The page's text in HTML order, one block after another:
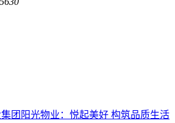
集团阳光物业：悦起美好 构筑品质生活